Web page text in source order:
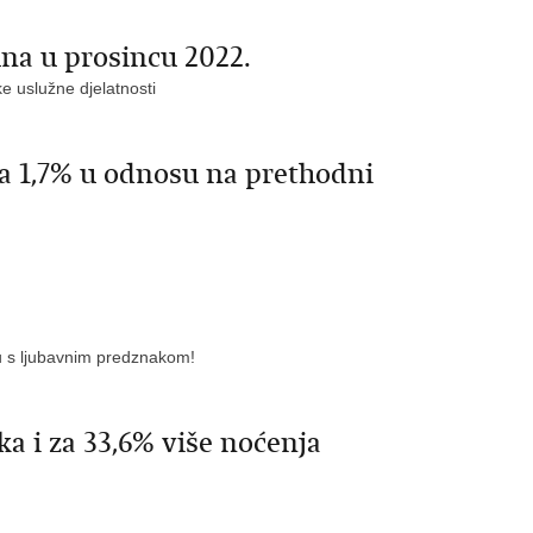
u prosincu 2022.
uslužne djelatnosti
1,7% u odnosu na prethodni
ljubavnim predznakom!
i za 33,6% više noćenja